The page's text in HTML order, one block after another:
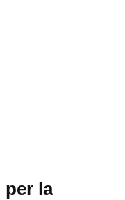
per la